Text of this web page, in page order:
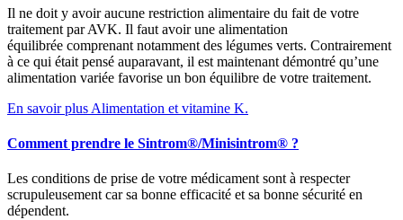
Il ne doit y avoir aucune restriction alimentaire du fait de votre
traitement par AVK. Il faut avoir une alimentation
équilibrée comprenant notamment des légumes verts. Contrairement
à ce qui était pensé auparavant, il est maintenant démontré qu’une
alimentation variée favorise un bon équilibre de votre traitement.
En savoir plus Alimentation et vitamine K.
Comment prendre le Sintrom®/Minisintrom® ?
Les conditions de prise de votre médicament sont à respecter
scrupuleusement car sa bonne efficacité et sa bonne sécurité en
dépendent.